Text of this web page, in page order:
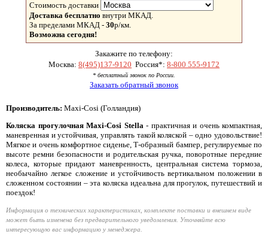
Стоимость доставки
Доставка бесплатно внутри МКАД.
За пределами МКАД - 30р/км.
Возможна сегодня!
Закажите по телефону:
Москва: 8(495)137-9120 Россия*: 8-800 555-9172
* бесплатный звонок по России.
Заказать обратный звонок
Производитель: Maxi-Cosi (Голландия)
Коляска прогулочная Maxi-Cosi Stella - практичная и очень компактная,
маневренная и устойчивая, управлять такой коляской – одно удовольствие!
Мягкое и очень комфортное сиденье, Т-образный бампер, регулируемые по
высоте ремни безопасности и родительская ручка, поворотные передние
колеса, которые придают маневренность, центральная система тормоза,
необычайно легкое сложение и устойчивость вертикальном положении в
сложенном состоянии – эта коляска идеальна для прогулок, путешествий и
поездок!
Информация о технических характеристиках, комплекте поставки и внешнем виде
может быть изменена без предварительного уведомления. Уточняйте всю
интересующую вас информацию у менеджера.